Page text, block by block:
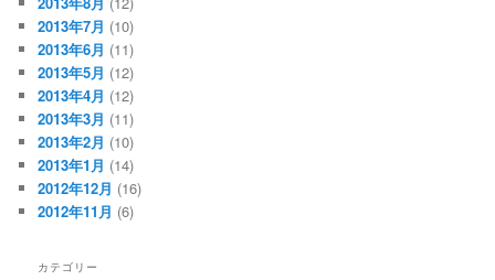
2013年7月 (10)
2013年6月 (11)
2013年5月 (12)
2013年4月 (12)
2013年3月 (11)
2013年2月 (10)
2013年1月 (14)
2012年12月 (16)
2012年11月 (6)
カテゴリー